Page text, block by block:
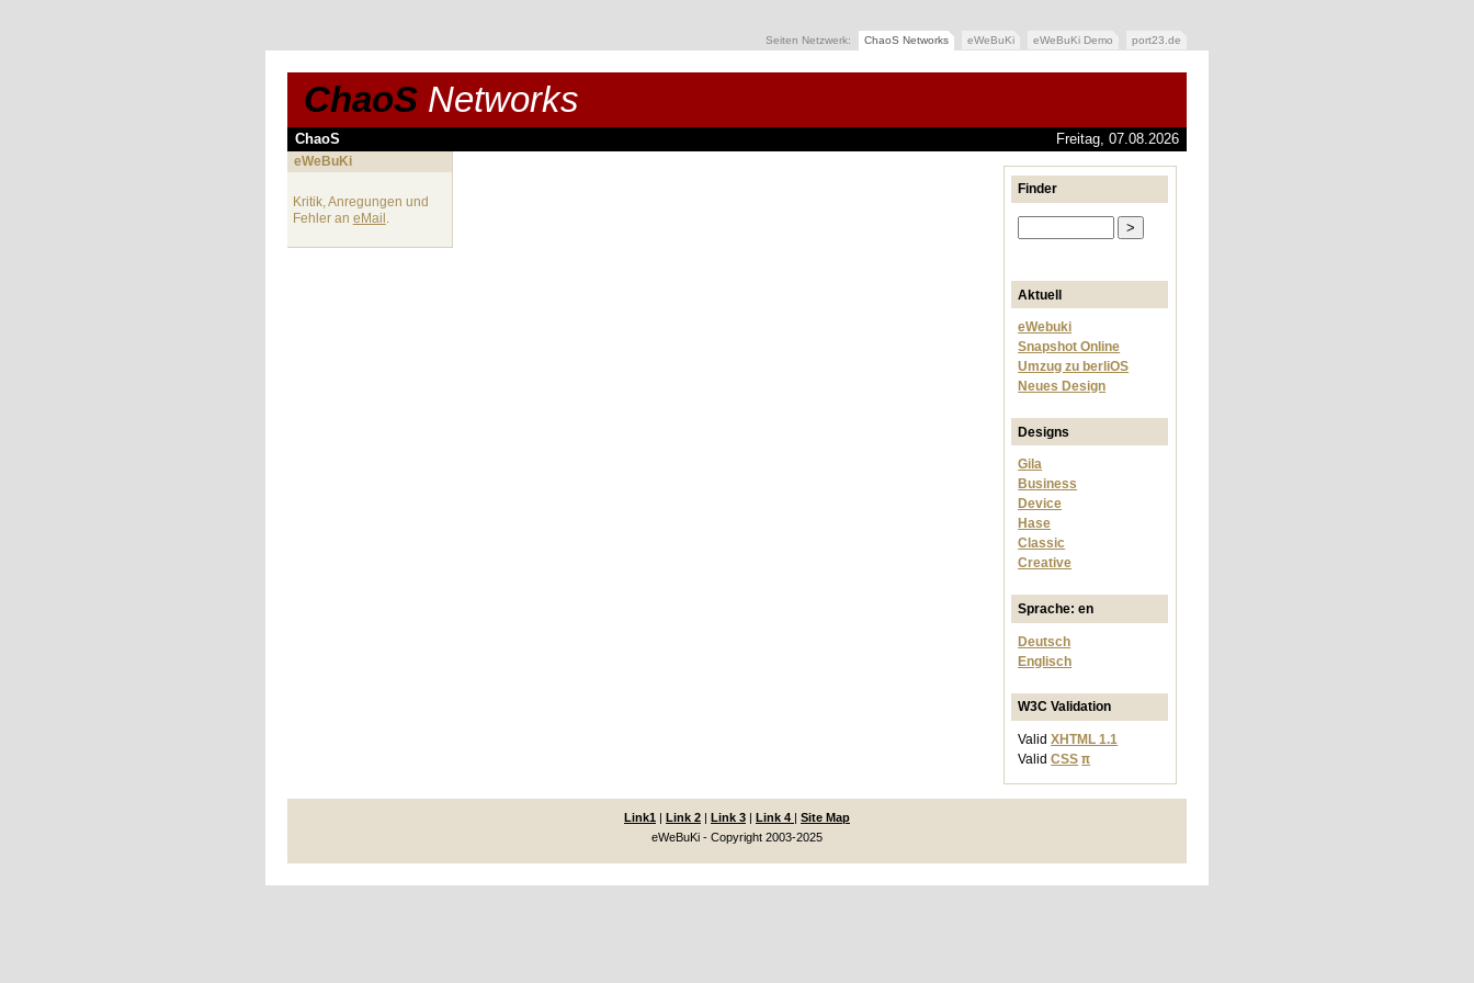
Seiten Netzwerk: ChaoS Networks eWeBuKi eWeBuKi Demo port23.de
ChaoS Networks
Freitag, 07.08.2026
ChaoS
eWeBuKi
Kritik, Anregungen und
Fehler an eMail .
Finder
Aktuell
eWebuki
Snapshot Online
Umzug zu berliOS
Neues Design
Designs
Gila
Business
Device
Hase
Classic
Creative
Sprache: en
Deutsch
Englisch
W3C Validation
ValidXHTML 1.1
ValidCSS π
Link1 | Link 2 | Link 3 | Link 4 | Site Map
eWeBuKi - Copyright 2003-2025